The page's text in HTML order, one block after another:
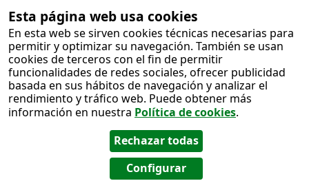
Esta página web usa cookies
En esta web se sirven cookies técnicas necesarias para
permitir y optimizar su navegación. También se usan
cookies de terceros con el fin de permitir
funcionalidades de redes sociales, ofrecer publicidad
basada en sus hábitos de navegación y analizar el
rendimiento y tráfico web. Puede obtener más
información en nuestra Política de cookies.